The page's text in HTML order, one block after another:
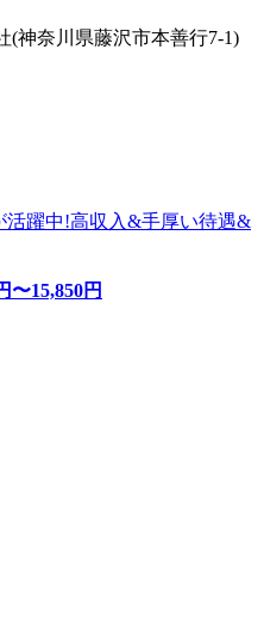
(神奈川県藤沢市本善行7-1)
躍中!高収入&手厚い待遇&
〜15,850円